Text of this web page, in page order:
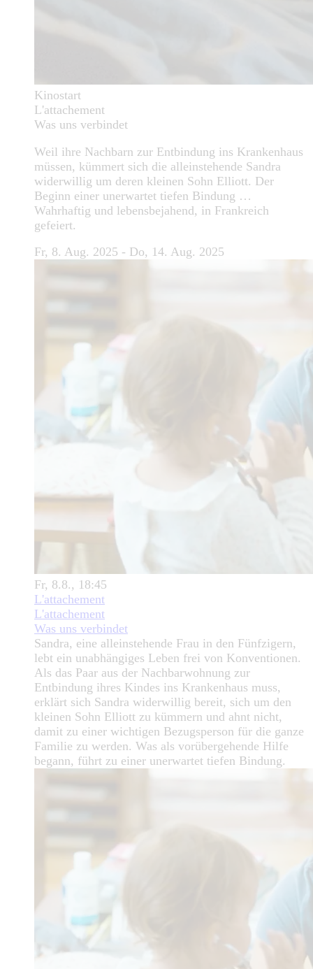
Kinostart
L'attachement
Was uns verbindet
Weil ihre Nachbarn zur Entbindung ins Krankenhaus
müssen, kümmert sich die alleinstehende Sandra
widerwillig um deren kleinen Sohn Elliott. Der
Beginn einer unerwartet tiefen Bindung …
Wahrhaftig und lebensbejahend, in Frankreich
gefeiert.
Fr, 8. Aug. 2025 - Do, 14. Aug. 2025
Fr, 8.8., 18:45
L'attachement
L'attachement
Was uns verbindet
Sandra, eine alleinstehende Frau in den Fünfzigern,
lebt ein unabhängiges Leben frei von Konventionen.
Als das Paar aus der Nachbarwohnung zur
Entbindung ihres Kindes ins Krankenhaus muss,
erklärt sich Sandra widerwillig bereit, sich um den
kleinen Sohn Elliott zu kümmern und ahnt nicht,
damit zu einer wichtigen Bezugsperson für die ganze
Familie zu werden. Was als vorübergehende Hilfe
begann, führt zu einer unerwartet tiefen Bindung.